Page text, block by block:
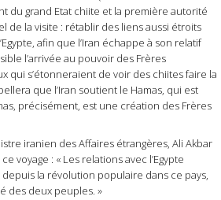
du grand Etat chiite et la première autorité
de la visite : rétablir des liens aussi étroits
afin que l’Iran échappe à son relatif
l’arrivée au pouvoir des Frères
qui s’étonneraient de voir des chiites faire la
que l’Iran soutient le Hamas, qui est
précisément, est une création des Frères
iranien des Affaires étrangères, Ali Akbar
voyage : « Les relations avec l’Egypte
la révolution populaire dans ce pays,
des deux peuples. »